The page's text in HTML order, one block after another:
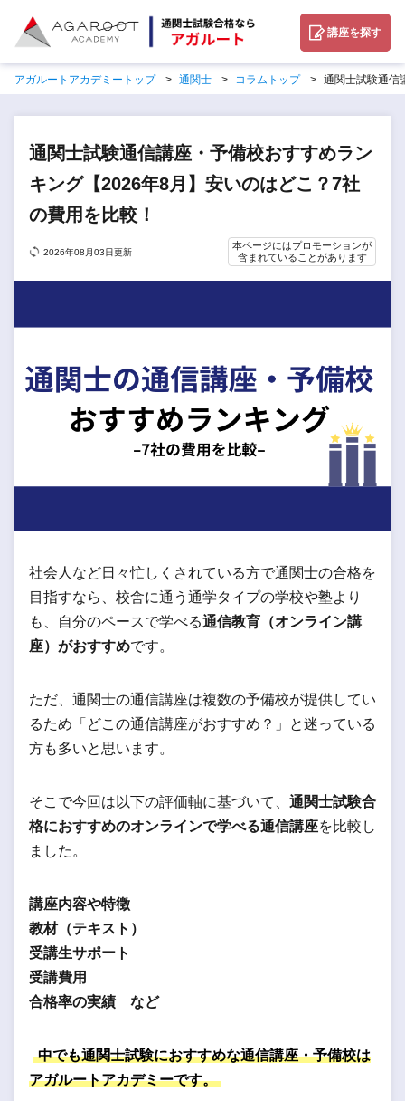
講座を探す
アガルートアカデミートップ 通関士 コラムトップ 通関士試験通信
通関士試験通信講座・予備校おすすめラン
キング【2026年8月】安いのはどこ？7社
の費用を比較！
2026年08月03日更新
本ページにはプロモーションが
含まれていることがあります
社会人など日々忙しくされている方で通関士の合格を
目指すなら、校舎に通う通学タイプの学校や塾より
も、自分のペースで学べる通信教育（オンライン講
座）がおすすめです。
ただ、通関士の通信講座は複数の予備校が提供してい
るため「どこの通信講座がおすすめ？」と迷っている
方も多いと思います。
そこで今回は以下の評価軸に基づいて、 通関士試験合
格におすすめのオンラインで学べる通信講座を比較し
ました。
講座内容や特徴
教材（テキスト）
受講生サポート
受講費用
合格率の実績 など
中でも通関士試験におすすめな通信講座・予備校は
アガルートアカデミーです。